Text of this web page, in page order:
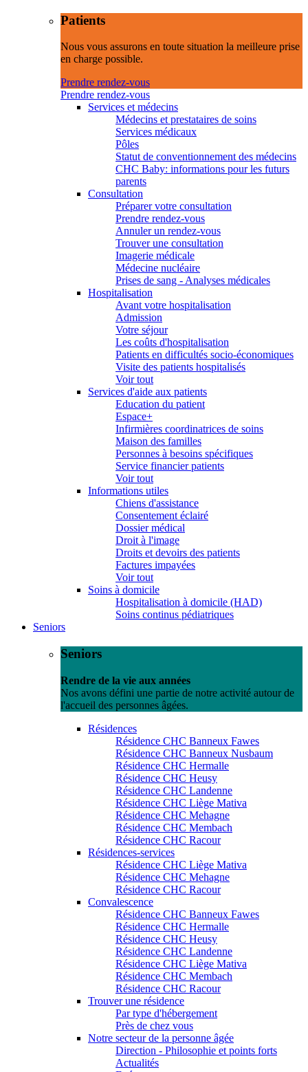
Patients
Nous vous assurons en toute situation la meilleure prise
en charge possible.
Prendre rendez-vous
Prendre rendez-vous
Services et médecins
Médecins et prestataires de soins
Services médicaux
Pôles
Statut de conventionnement des médecins
CHC Baby: informations pour les futurs
parents
Consultation
Préparer votre consultation
Prendre rendez-vous
Annuler un rendez-vous
Trouver une consultation
Imagerie médicale
Médecine nucléaire
Prises de sang - Analyses médicales
Hospitalisation
Avant votre hospitalisation
Admission
Votre séjour
Les coûts d'hospitalisation
Patients en difficultés socio-économiques
Visite des patients hospitalisés
Voir tout
Services d'aide aux patients
Education du patient
Espace+
Infirmières coordinatrices de soins
Maison des familles
Personnes à besoins spécifiques
Service financier patients
Voir tout
Informations utiles
Chiens d'assistance
Consentement éclairé
Dossier médical
Droit à l'image
Droits et devoirs des patients
Factures impayées
Voir tout
Soins à domicile
Hospitalisation à domicile (HAD)
Soins continus pédiatriques
Seniors
Seniors
Rendre de la vie aux années
Nos avons défini une partie de notre activité autour de
l'accueil des personnes âgées.
Résidences
Résidence CHC Banneux Fawes
Résidence CHC Banneux Nusbaum
Résidence CHC Hermalle
Résidence CHC Heusy
Résidence CHC Landenne
Résidence CHC Liège Mativa
Résidence CHC Mehagne
Résidence CHC Membach
Résidence CHC Racour
Résidences-services
Résidence CHC Liège Mativa
Résidence CHC Mehagne
Résidence CHC Racour
Convalescence
Résidence CHC Banneux Fawes
Résidence CHC Hermalle
Résidence CHC Heusy
Résidence CHC Landenne
Résidence CHC Liège Mativa
Résidence CHC Membach
Résidence CHC Racour
Trouver une résidence
Par type d'hébergement
Près de chez vous
Notre secteur de la personne âgée
Direction - Philosophie et points forts
Actualités